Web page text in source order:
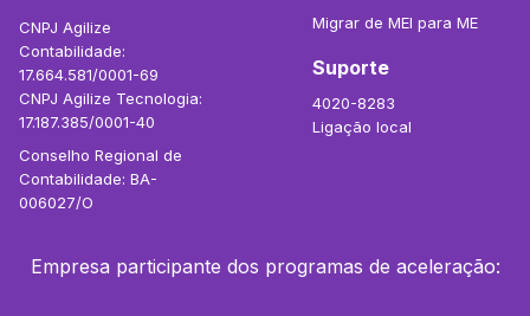
CNPJ Agilize
Contabilidade:
17.664.581/0001-69
CNPJ Agilize Tecnologia:
17.187.385/0001-40
Conselho Regional de
Contabilidade: BA-
006027/O
Migrar de MEI para ME
Suporte
4020-8283
Ligação local
Empresa participante dos programas de aceleração: